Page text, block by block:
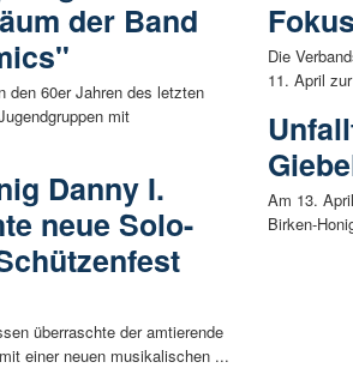
der Band
den 60er Jahren des letzten
mit
Danny I.
neue Solo-
überraschte der amtierende
einer neuen musikalischen ...
Die
11. April
Am 13.
Birken-